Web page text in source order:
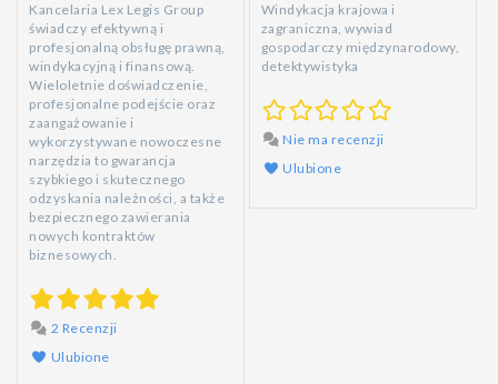
Kancelaria Lex Legis Group
świadczy efektywną i
profesjonalną obsługę prawną,
windykacyjną i finansową.
Wieloletnie doświadczenie,
profesjonalne podejście oraz
zaangażowanie i
wykorzystywane nowoczesne
narzędzia to gwarancja
szybkiego i skutecznego
odzyskania należności, a także
bezpiecznego zawierania
nowych kontraktów
biznesowych.
2 Recenzji
Ulubione
Windykacja krajowa i
zagraniczna, wywiad
gospodarczy międzynarodowy,
detektywistyka
Nie ma recenzji
Ulubione